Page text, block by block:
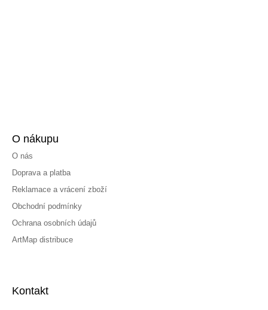
O nákupu
O nás
Doprava a platba
Reklamace a vrácení zboží
Obchodní podmínky
Ochrana osobních údajů
ArtMap distribuce
Kontakt